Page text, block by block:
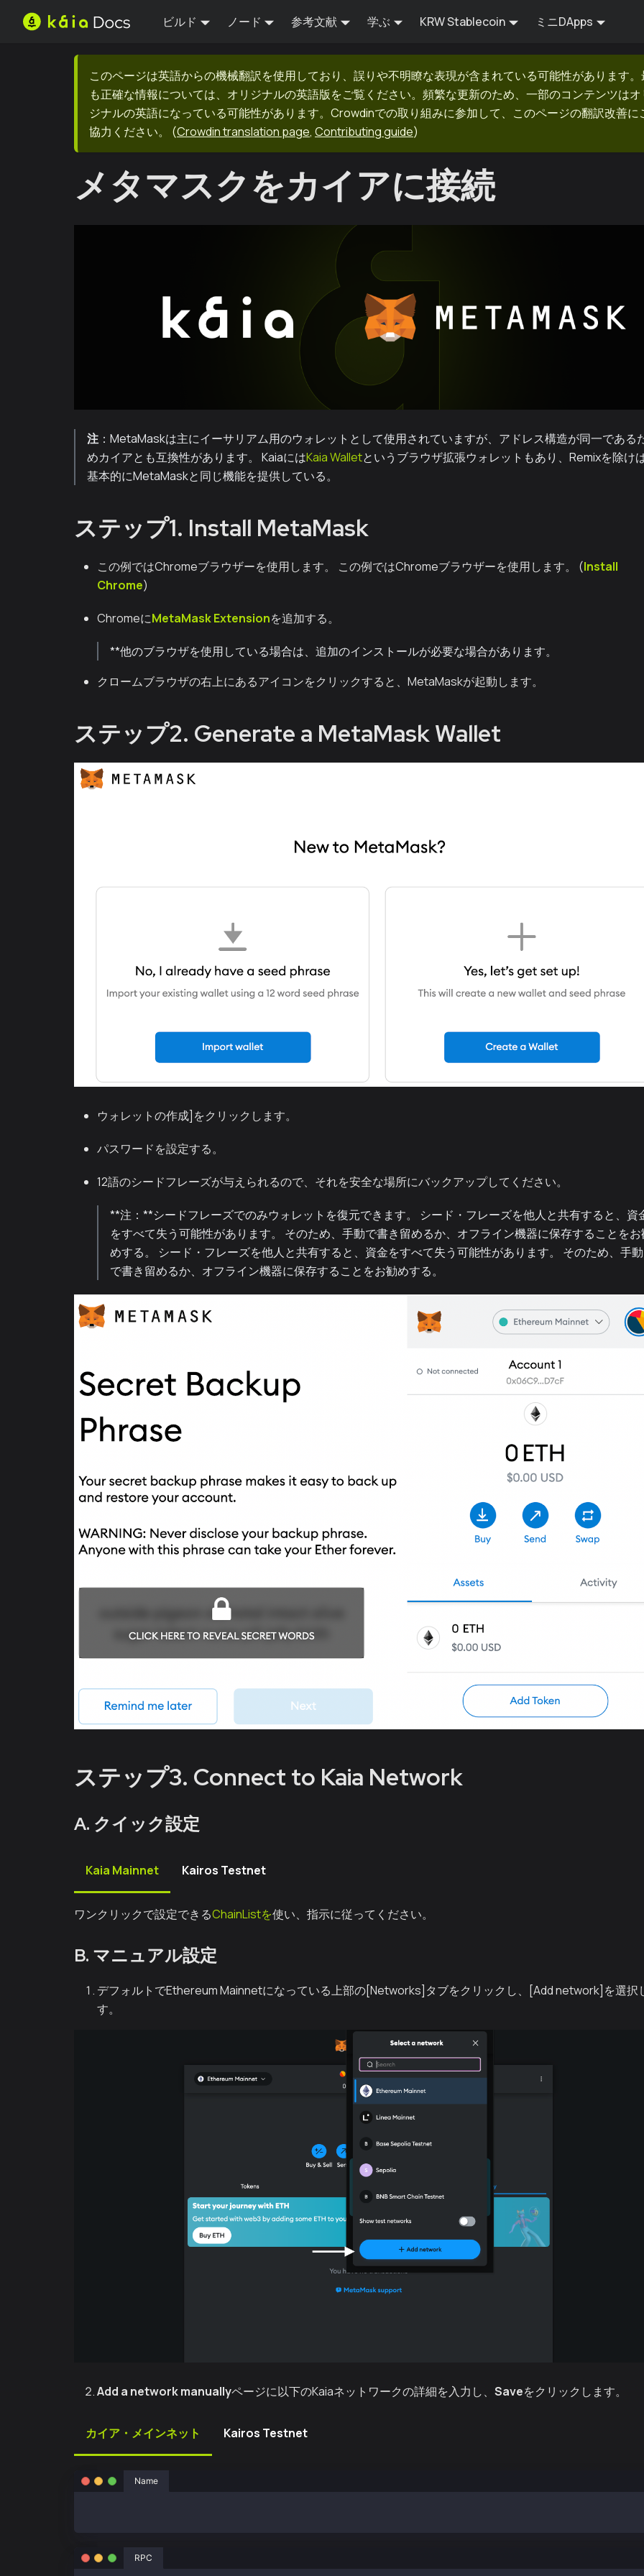
ビルド ノード 参考文献 学ぶ KRW Stablecoin ミニDApps
このページは英語からの機械翻訳を使用しており、誤りや不明瞭な表現が含まれている可能性があります。
も正確な情報については、オリジナルの英語版をご覧ください。頻繁な更新のため、一部のコンテンツはオ
ジナルの英語になっている可能性があります。Crowdinでの取り組みに参加して、このページの翻訳改善に
協力ください。
(Crowdin translation page, Contributing guide)
メタマスクをカイアに接続
注 ：MetaMaskは主にイーサリアム用のウォレットとして使用されていますが、アドレス構造が同一である
めカイアとも互換性があります。 KaiaにはKaia Walletというブラウザ拡張ウォレットもあり、Remixを除け
基本的にMetaMaskと同じ機能を提供している。
ステップ1. Install MetaMask
この例ではChromeブラウザーを使用します。 この例ではChromeブラウザーを使用します。 (Install
Chrome)
ChromeにMetaMask Extensionを追加する。
**他のブラウザを使用している場合は、追加のインストールが必要な場合があります。
クロームブラウザの右上にあるアイコンをクリックすると、MetaMaskが起動します。
ステップ2. Generate a MetaMask Wallet
ウォレットの作成]をクリックします。
パスワードを設定する。
12語のシードフレーズが与えられるので、それを安全な場所にバックアップしてください。
**注：**シードフレーズでのみウォレットを復元できます。 シード・フレーズを他人と共有すると、資
をすべて失う可能性があります。 そのため、手動で書き留めるか、オフライン機器に保存することをお
めする。 シード・フレーズを他人と共有すると、資金をすべて失う可能性があります。 そのため、手動
で書き留めるか、オフライン機器に保存することをお勧めする。
ステップ3. Connect to Kaia Network
A. クイック設定
Kaia Mainnet Kairos Testnet
ワンクリックで設定できるChainListを使い、指示に従ってください。
B. マニュアル設定
デフォルトでEthereum Mainnetになっている上部の[Networks]タブをクリックし、[Add network]を選択
す。
Add a network manuallyページに以下のKaiaネットワークの詳細を入力し、 Saveをクリックします。
カイア・メインネット Kairos Testnet
Name
RPC